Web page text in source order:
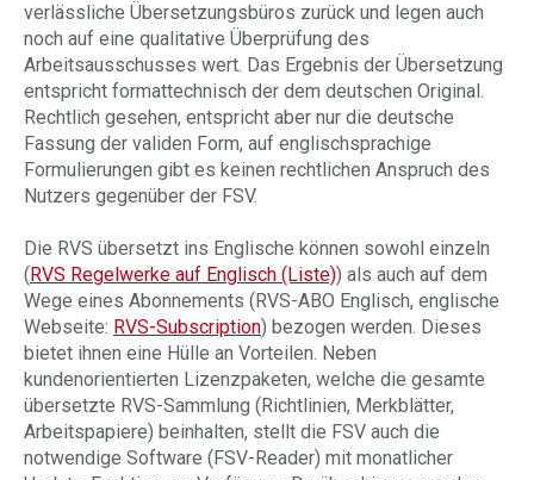
verlässliche Übersetzungsbüros zurück und legen auch
noch auf eine qualitative Überprüfung des
Arbeitsausschusses wert. Das Ergebnis der Übersetzung
entspricht formattechnisch der dem deutschen Original.
Rechtlich gesehen, entspricht aber nur die deutsche
Fassung der validen Form, auf englischsprachige
Formulierungen gibt es keinen rechtlichen Anspruch des
Nutzers gegenüber der FSV.
Die RVS übersetzt ins Englische können sowohl einzeln
(RVS Regelwerke auf Englisch (Liste)) als auch auf dem
Wege eines Abonnements (RVS-ABO Englisch, englische
Webseite: RVS-Subscription) bezogen werden. Dieses
bietet ihnen eine Hülle an Vorteilen. Neben
kundenorientierten Lizenzpaketen, welche die gesamte
übersetzte RVS-Sammlung (Richtlinien, Merkblätter,
Arbeitspapiere) beinhalten, stellt die FSV auch die
notwendige Software (FSV-Reader) mit monatlicher